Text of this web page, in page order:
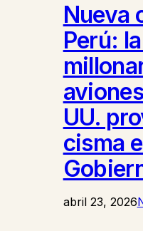
Nueva
Perú:
UU.
cisma
abril 23, 2026